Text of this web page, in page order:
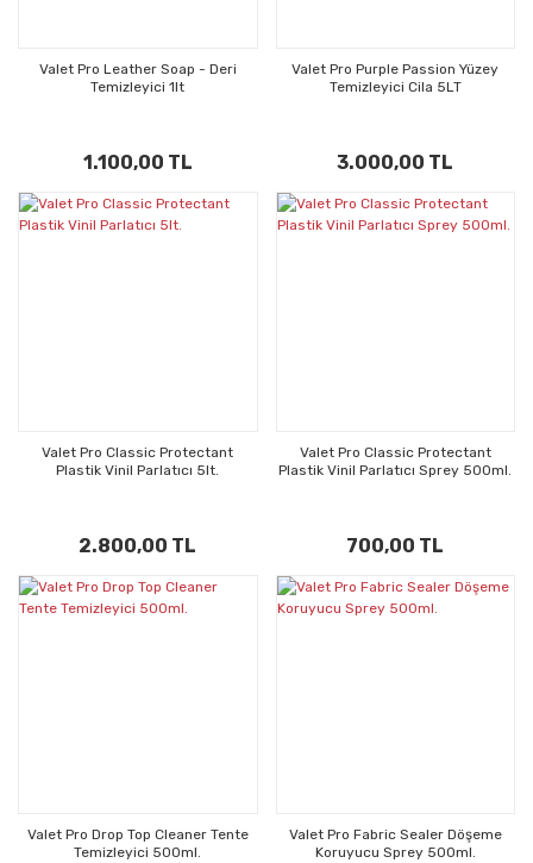
Valet Pro Leather Soap - Deri
Temizleyici 1lt
1.100,00 TL
Valet Pro Purple Passion Yüzey
Temizleyici Cila 5LT
3.000,00 TL
Valet Pro Classic Protectant
Plastik Vinil Parlatıcı 5lt.
2.800,00 TL
Valet Pro Classic Protectant
Plastik Vinil Parlatıcı Sprey 500ml.
700,00 TL
Valet Pro Drop Top Cleaner Tente
Temizleyici 500ml.
Valet Pro Fabric Sealer Döşeme
Koruyucu Sprey 500ml.